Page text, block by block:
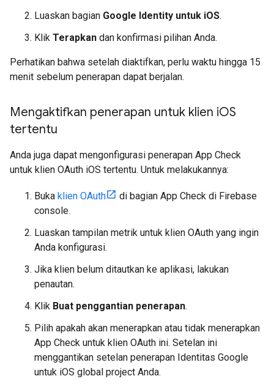
Luaskan bagian Google Identity untuk iOS.
Klik Terapkan dan konfirmasi pilihan Anda.
Perhatikan bahwa setelah diaktifkan, perlu waktu hingga 15
menit sebelum penerapan dapat berjalan.
Mengaktifkan penerapan untuk klien iOS
tertentu
Anda juga dapat mengonfigurasi penerapan App Check
untuk klien OAuth iOS tertentu. Untuk melakukannya:
Buka klien OAuth
di bagian App Check di Firebase
console.
Luaskan tampilan metrik untuk klien OAuth yang ingin
Anda konfigurasi.
Jika klien belum ditautkan ke aplikasi, lakukan
penautan.
Klik Buat penggantian penerapan.
Pilih apakah akan menerapkan atau tidak menerapkan
App Check untuk klien OAuth ini. Setelan ini
menggantikan setelan penerapan Identitas Google
untuk iOS global project Anda.